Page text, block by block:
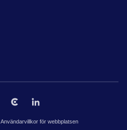
Användarvillkor för webbplatsen